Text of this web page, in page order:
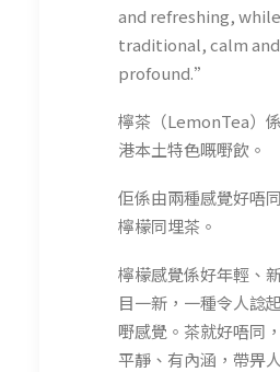
and refreshing,
traditional, calm and
profound.”
檸茶（LemonTea）
港本土特色嘅嘢飲。
佢係由兩種感覺好唔
檸檬同埋茶。
檸檬感覺係好年輕、
目一新，一種令人諗
嘢感覺。茶就好唔同
平靜、有內涵，帶畀